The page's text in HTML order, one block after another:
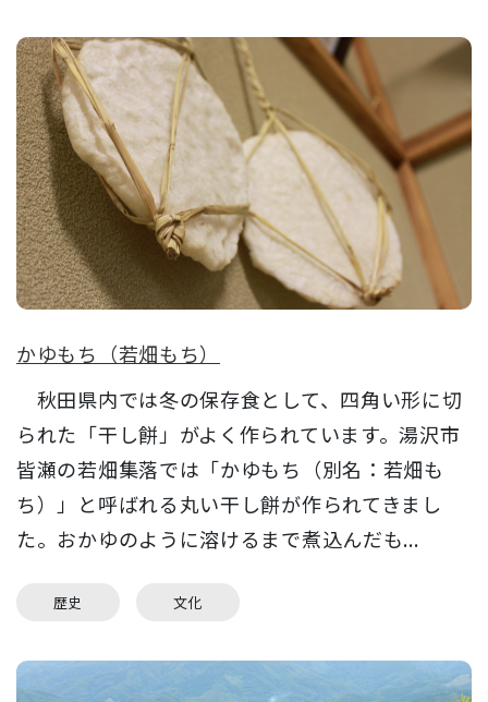
かゆもち（若畑もち）
秋田県内では冬の保存食として、四角い形に切
られた「干し餅」がよく作られています。湯沢市
皆瀬の若畑集落では「かゆもち（別名：若畑も
ち）」と呼ばれる丸い干し餅が作られてきまし
た。おかゆのように溶けるまで煮込んだも...
歴史 文化